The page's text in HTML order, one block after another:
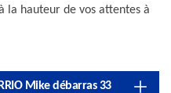
la hauteur de vos attentes à
Mike débarras 33